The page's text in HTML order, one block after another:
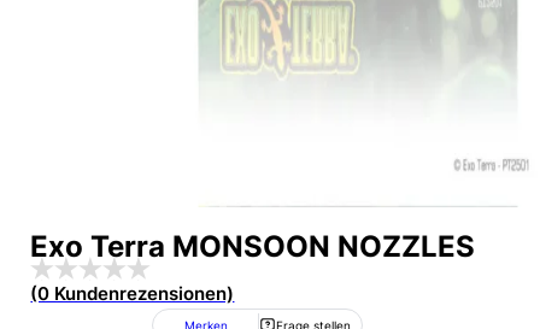
Exo Terra MONSOON NOZZLES
(0 Kundenrezensionen)
Merken Frage stellen